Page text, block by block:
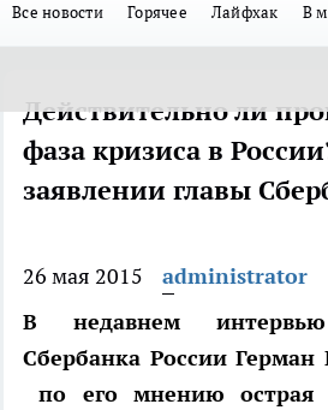
Все новости Горячее Лайфхак В
Действительно ли
фаза кризиса в
заявлении главы
26 мая 2015
administrator
В недавнем
Сбербанка России Герман
по его мнению острая